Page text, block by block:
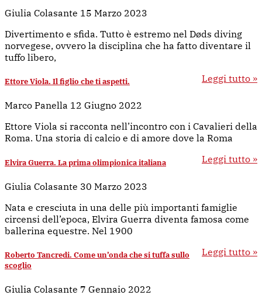
Giulia Colasante 15 Marzo 2023
Divertimento e sfida. Tutto è estremo nel Døds diving
norvegese, ovvero la disciplina che ha fatto diventare il
tuffo libero,
Leggi tutto »
Ettore Viola. Il figlio che ti aspetti.
Marco Panella 12 Giugno 2022
Ettore Viola si racconta nell’incontro con i Cavalieri della
Roma. Una storia di calcio e di amore dove la Roma
Leggi tutto »
Elvira Guerra. La prima olimpionica italiana
Giulia Colasante 30 Marzo 2023
Nata e cresciuta in una delle più importanti famiglie
circensi dell’epoca, Elvira Guerra diventa famosa come
ballerina equestre. Nel 1900
Leggi tutto »
Roberto Tancredi. Come un’onda che si tuffa sullo
scoglio
Giulia Colasante 7 Gennaio 2022